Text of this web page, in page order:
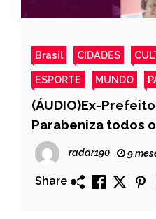
Brasil CIDADES
ESPORTE MUNDO
(ÁUDIO)Ex-
Parabeniza todos
seu dia; 07 de
Radialista
radar190 9
Share